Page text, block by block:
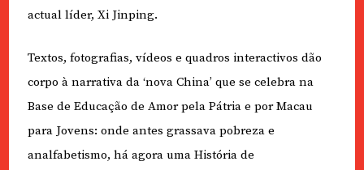
actual líder, Xi Jinping.
Textos, fotografias, vídeos e quadros interactivos dão
corpo à narrativa da ‘nova China’ que se celebra na
Base de Educação de Amor pela Pátria e por Macau
para Jovens: onde antes grassava pobreza e
analfabetismo, há agora uma História de